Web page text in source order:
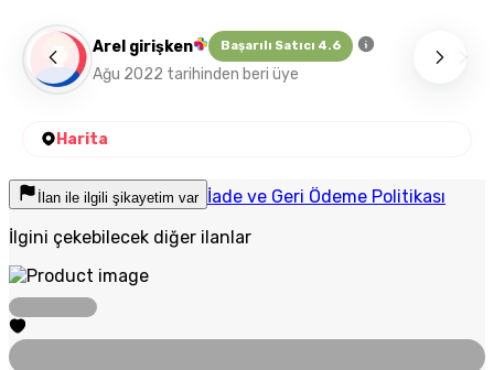
Arel girişken Başarılı Satıcı 4.6
Ağu 2022 tarihinden beri üye
Harita
İlan ile ilgili şikayetim var İade ve Geri Ödeme Politikası
İlgini çekebilecek diğer ilanlar